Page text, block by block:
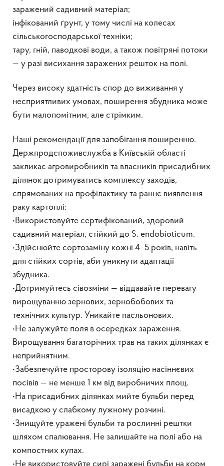
заражений садивний матеріал;
інфікований ґрунт, у тому числі на колесах
сільськогосподарської техніки;
тару, гній, паводкові води, а також повітряні потоки
— у разі висихання заражених решток на полі.
Через високу здатність спор до виживання у
несприятливих умовах, поширення збудника може
бути малопомітним, але стрімким.
Наші рекомендації для запобігання поширенню.
Держпродспоживслужба в Київській області
закликає агровиробників та власників присадибних
ділянок дотримуватись комплексу заходів,
спрямованих на профілактику та раннє виявлення
раку картоплі:
•Використовуйте сертифікований, здоровий
садивний матеріал, стійкий до S. endobioticum.
•Здійснюйте сортозаміну кожні 4–5 років, навіть
для стійких сортів, аби уникнути адаптації
збудника.
•Дотримуйтесь сівозміни — віддавайте перевагу
вирощуванню зернових, зернобобових та
технічних культур. Уникайте пасльонових.
•Не залужуйте поля в осередках зараження.
Вирощування багаторічних трав на таких ділянках є
неприйнятним.
•Забезпечуйте просторову ізоляцію насіннєвих
посівів — не менше 1 км від виробничих площ.
•На присадибних ділянках мийте бульби перед
висадкою у слабкому лужному розчині.
•Знищуйте уражені бульби та рослинні рештки
шляхом спалювання. Не залишайте на полі або на
компостних купах.